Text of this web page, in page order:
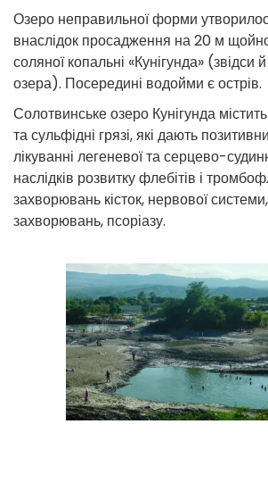
Озеро неправильної форми
внаслідок просадження на 20 м щойно
соляної копальні «Кунігунда» (звідси
озера). Посередині водойми є острів.
Солотвинське озеро Кунігунда
та сульфідні грязі, які дають
лікуванні легеневої та серцево-
наслідків розвитку флебітів і
захворювань кісток, нервової
захворювань, псоріазу.